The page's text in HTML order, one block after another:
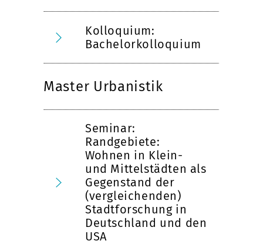
Kolloquium:
Bachelorkolloquium
Master Urbanistik
Seminar:
Randgebiete:
Wohnen in Klein-
und Mittelstädten als
Gegenstand der
(vergleichenden)
Stadtforschung in
Deutschland und den
USA